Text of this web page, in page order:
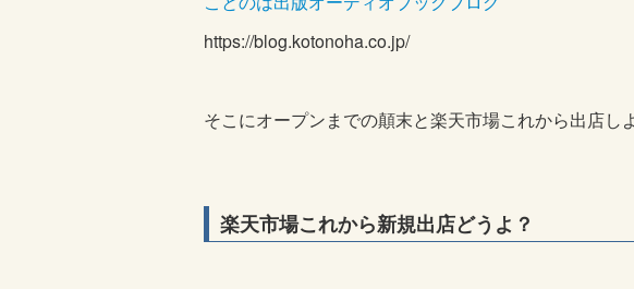
https://blog.kotonoha.co.jp/
そこにオープンまでの顛末と楽天市場これから出店し
楽天市場これから新規出店どうよ？